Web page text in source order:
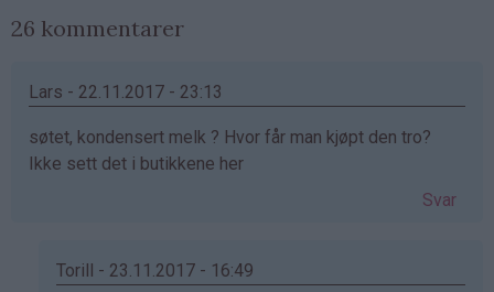
26 kommentarer
Lars - 22.11.2017 - 23:13
søtet, kondensert melk ? Hvor får man kjøpt den tro?
Ikke sett det i butikkene her
Svar
Torill - 23.11.2017 - 16:49